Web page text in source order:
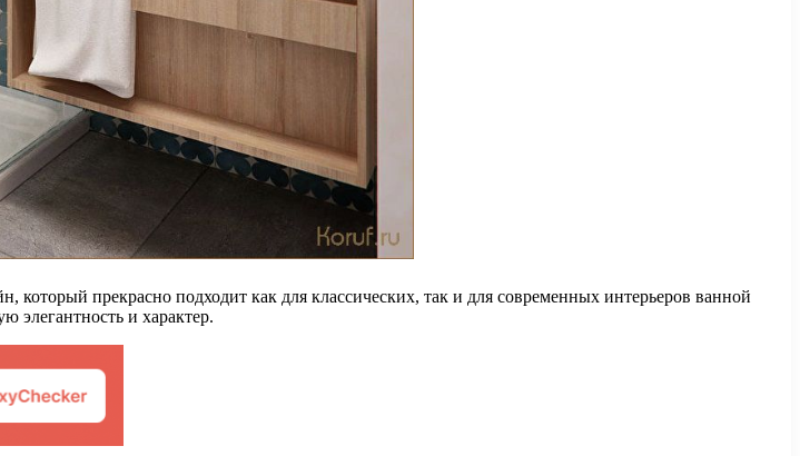
прекрасно подходит как для классических, так и для современных интерьеров ванной
элегантность и характер.